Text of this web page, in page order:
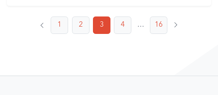
1 2 3 4 … 16